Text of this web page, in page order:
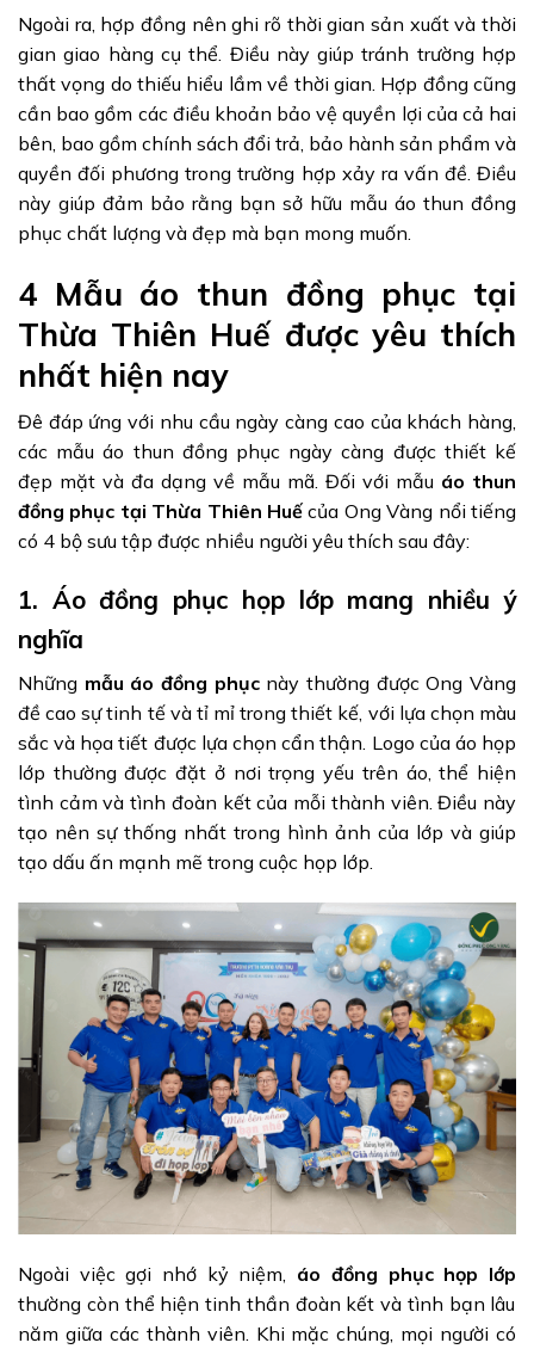
Ngoài ra, hợp đồng nên ghi rõ thời gian sản xuất và thời
gian giao hàng cụ thể. Điều này giúp tránh trường hợp
thất vọng do thiếu hiểu lầm về thời gian. Hợp đồng cũng
cần bao gồm các điều khoản bảo vệ quyền lợi của cả hai
bên, bao gồm chính sách đổi trả, bảo hành sản phẩm và
quyền đối phương trong trường hợp xảy ra vấn đề. Điều
này giúp đảm bảo rằng bạn sở hữu mẫu áo thun đồng
phục chất lượng và đẹp mà bạn mong muốn.
4 Mẫu áo thun đồng phục tại
Thừa Thiên Huế được yêu thích
nhất hiện nay
Đê đáp ứng với nhu cầu ngày càng cao của khách hàng,
các mẫu áo thun đồng phục ngày càng được thiết kế
đẹp mặt và đa dạng về mẫu mã. Đối với mẫu áo thun
đồng phục tại Thừa Thiên Huế của Ong Vàng nổi tiếng
có 4 bộ sưu tập được nhiều người yêu thích sau đây:
1. Áo đồng phục họp lớp mang nhiều ý
nghĩa
Những mẫu áo đồng phụcnày thường được Ong Vàng
đề cao sự tinh tế và tỉ mỉ trong thiết kế, với lựa chọn màu
sắc và họa tiết được lựa chọn cẩn thận. Logo của áo họp
lớp thường được đặt ở nơi trọng yếu trên áo, thể hiện
tình cảm và tình đoàn kết của mỗi thành viên. Điều này
tạo nên sự thống nhất trong hình ảnh của lớp và giúp
tạo dấu ấn mạnh mẽ trong cuộc họp lớp.
Ngoài việc gợi nhớ kỷ niệm, áo đồng phục họp lớp
thường còn thể hiện tinh thần đoàn kết và tình bạn lâu
năm giữa các thành viên. Khi mặc chúng, mọi người có